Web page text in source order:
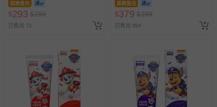
即將售完
$293 $299
已售出 73
即將售完
$379 $399
已售出 894